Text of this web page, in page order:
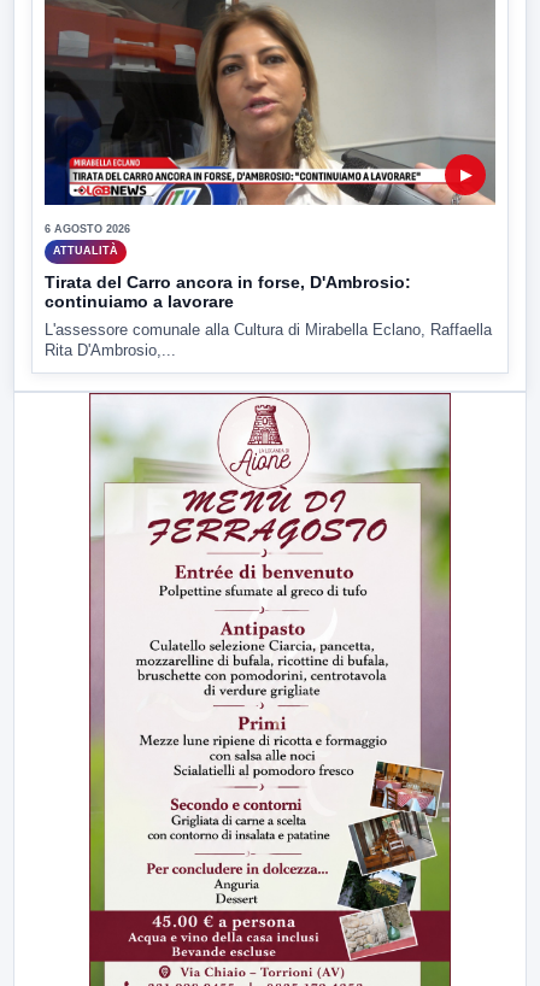
▶
6 AGOSTO 2026
ATTUALITÀ
Tirata del Carro ancora in forse, D'Ambrosio:
continuiamo a lavorare
L'assessore comunale alla Cultura di Mirabella Eclano, Raffaella
Rita D'Ambrosio,...